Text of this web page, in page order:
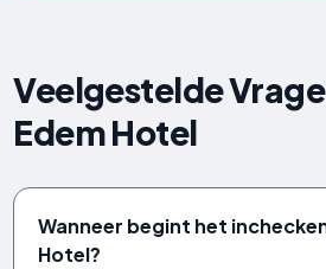
Veelgestelde
Edem Hotel
Wanneer begint het
Hotel?